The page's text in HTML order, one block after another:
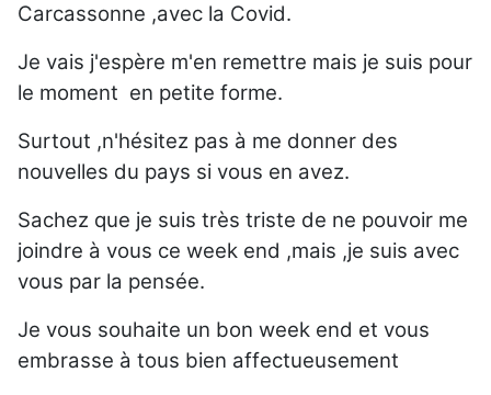
Carcassonne ,avec la Covid.
Je vais j'espère m'en remettre mais je suis pour
le moment en petite forme.
Surtout ,n'hésitez pas à me donner des
nouvelles du pays si vous en avez.
Sachez que je suis très triste de ne pouvoir me
joindre à vous ce week end ,mais ,je suis avec
vous par la pensée.
Je vous souhaite un bon week end et vous
embrasse à tous bien affectueusement